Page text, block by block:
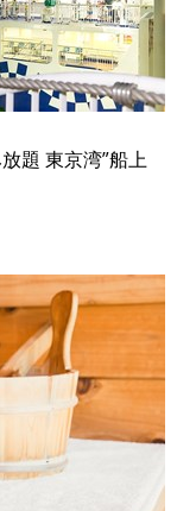
題 東京湾”船上